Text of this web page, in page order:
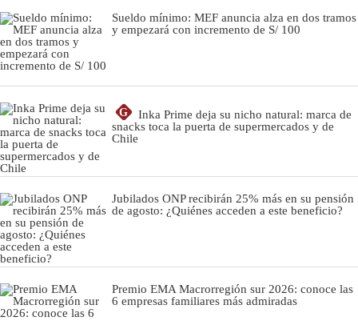
Sueldo mínimo: MEF anuncia alza en dos tramos
y empezará con incremento de S/ 100
G
Inka Prime deja su nicho natural: marca de
snacks toca la puerta de supermercados y de
Chile
Jubilados ONP recibirán 25% más en su pensión
de agosto: ¿Quiénes acceden a este beneficio?
Premio EMA Macrorregión sur 2026: conoce las
6 empresas familiares más admiradas